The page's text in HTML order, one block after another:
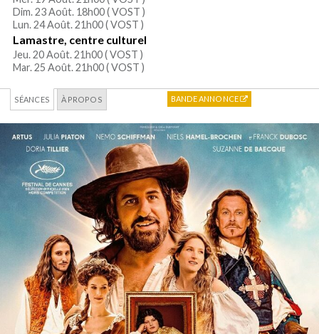
Dim. 23 Août. 18h00 (VOST )
Lun. 24 Août. 21h00 (VOST )
Lamastre, centre culturel
Jeu. 20 Août. 21h00 (VOST )
Mar. 25 Août. 21h00 (VOST )
SÉANCES À PROPOS BANDE ANNONCE